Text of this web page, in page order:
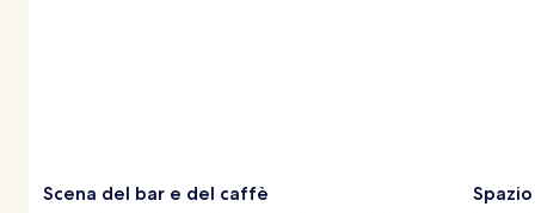
Scena del bar e del caffè